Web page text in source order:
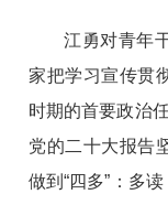
江勇对青年
家把学习宣传贯
时期的首要政治
党的二十大报告
做到“四多”：多